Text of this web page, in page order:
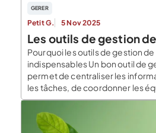
GERER
Petit G. 5 Nov 2025
Les outils de gestion
Pourquoi les outils de gestion
indispensables Un bon outil de
permet de centraliser les
les tâches, de coordonner les
l’avancement des objectifs en
réduire les pertes de temps, à
communication interne et à